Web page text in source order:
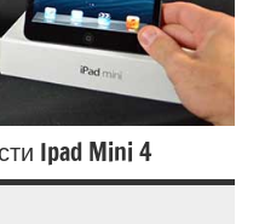
Ipad Mini 4